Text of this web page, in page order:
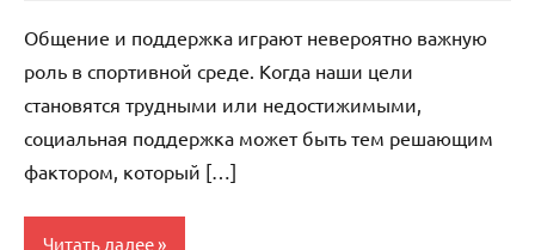
Общение и поддержка играют невероятно важную
роль в спортивной среде. Когда наши цели
становятся трудными или недостижимыми,
социальная поддержка может быть тем решающим
фактором, который […]
Читать далее